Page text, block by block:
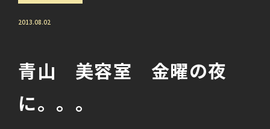
2013.08.02
青山 美容室 金曜の夜
に。。。